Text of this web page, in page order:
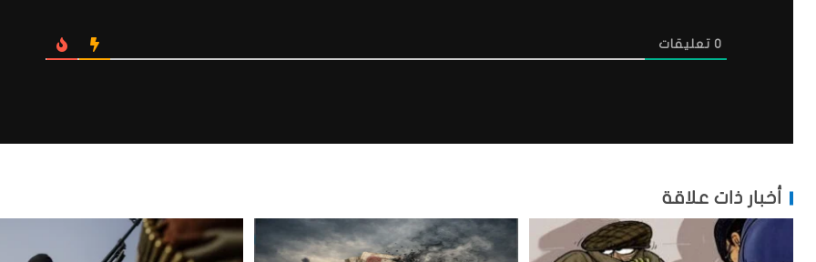
0 تعليقات
أخبار ذات علاقة